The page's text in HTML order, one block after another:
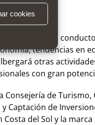
cookies
serán el hilo
tendencias en
otras
con gran
Consejería de
de
del Sol y la marca